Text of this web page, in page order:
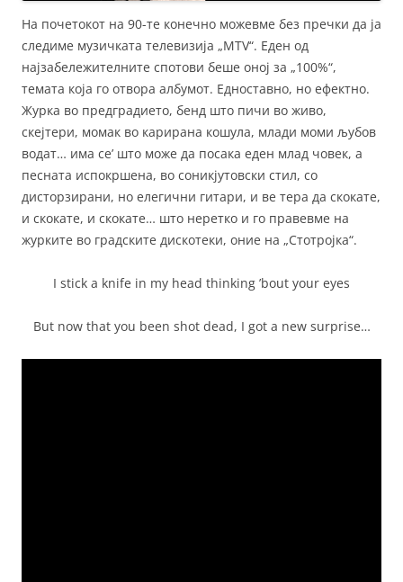
На почетокот на 90-те конечно можевме без пречки да ја
следиме музичката телевизија „MTV“. Еден од
најзабележителните спотови беше оној за „100%“,
темата која го отвора албумот. Едноставно, но ефектно.
Журка во предградието, бенд што пичи во живо,
скејтери, момак во карирана кошула, млади моми љубов
водат… има се’ што може да посака еден млад човек, а
песната испокршена, во соникјутовски стил, со
дисторзирани, но елегични гитари, и ве тера да скокате,
и скокате, и скокате… што неретко и го правевме на
журките во градските дискотеки, оние на „Стотројка“.
I stick a knife in my head thinking ’bout your eyes
But now that you been shot dead, I got a new surprise…